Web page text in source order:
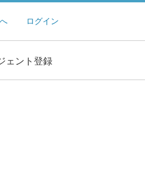
ログイン
ェント登録